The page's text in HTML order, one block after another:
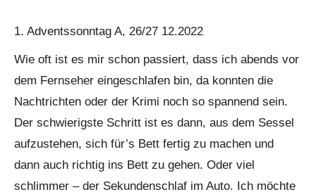
1. Adventssonntag A, 26/27 12.2022
Wie oft ist es mir schon passiert, dass ich abends vor
dem Fernseher eingeschlafen bin, da konnten die
Nachtrichten oder der Krimi noch so spannend sein.
Der schwierigste Schritt ist es dann, aus dem Sessel
aufzustehen, sich für’s Bett fertig zu machen und
dann auch richtig ins Bett zu gehen. Oder viel
schlimmer – der Sekundenschlaf im Auto. Ich möchte